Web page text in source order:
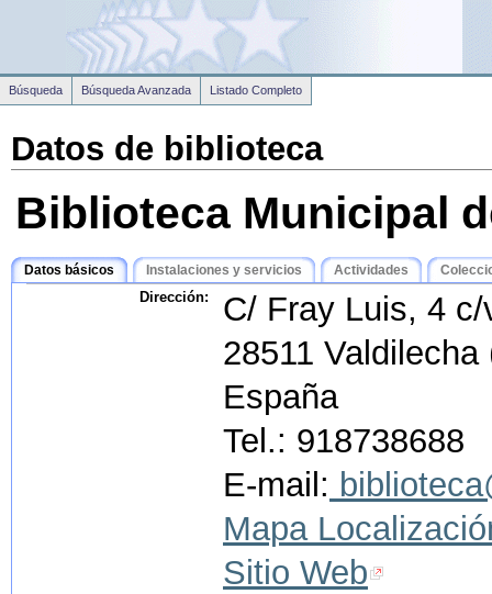
Datos de biblioteca
Biblioteca Municipal
Datos básicos Instalaciones y servicios Actividades
Dirección:
C/ Fray Luis, 4
28511 Valdilecha
España
Tel.: 918738688
E-mail:
Mapa
Sitio Web
Búsqueda Búsqueda Avanzada Listado Completo